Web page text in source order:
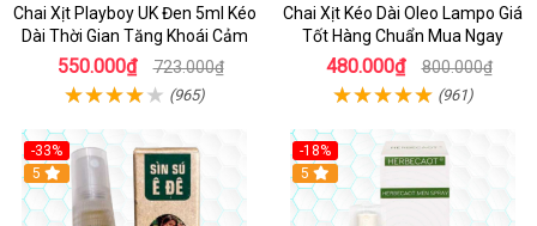
Chai Xịt Playboy UK Đen 5ml Kéo
Dài Thời Gian Tăng Khoái Cảm
550.000₫ 723.000₫
(965)
Chai Xịt Kéo Dài Oleo Lampo Giá
Tốt Hàng Chuẩn Mua Ngay
480.000₫ 800.000₫
(961)
-33%
5
-18%
5